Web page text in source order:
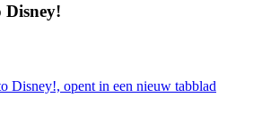
Disney!
Disney!, opent in een nieuw tabblad